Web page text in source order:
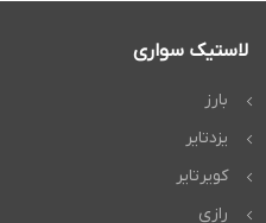
لاستیک سواری
بارز
یزدتایر
کویرتایر
رازی